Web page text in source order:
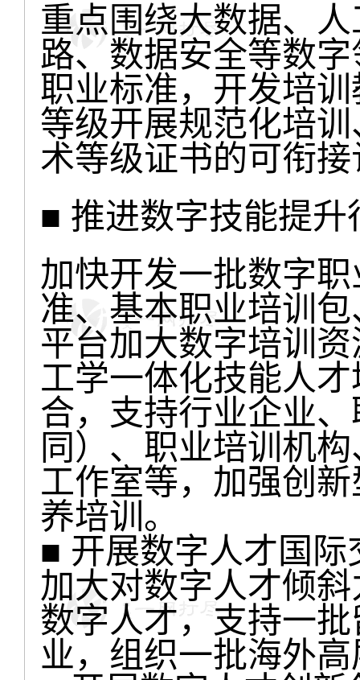
重点围绕大数据、
路、数据安全等数
职业标准，开发培
等级开展规范化培
术等级证书的可衔
■ 推进数字技能提升
加快开发一批数字
准、基本职业培训
平台加大数字培训
工学一体化技能人
合，支持行业企业
同）、职业培训机
工作室等，加强创
养培训。
■ 开展数字人才国际
加大对数字人才倾
数字人才，支持一
业，组织一批海外